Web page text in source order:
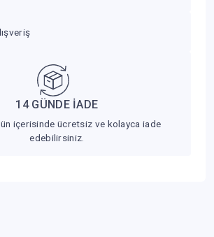
14 GÜNDE İADE
içerisinde ücretsiz ve kolayca iade
edebilirsiniz.